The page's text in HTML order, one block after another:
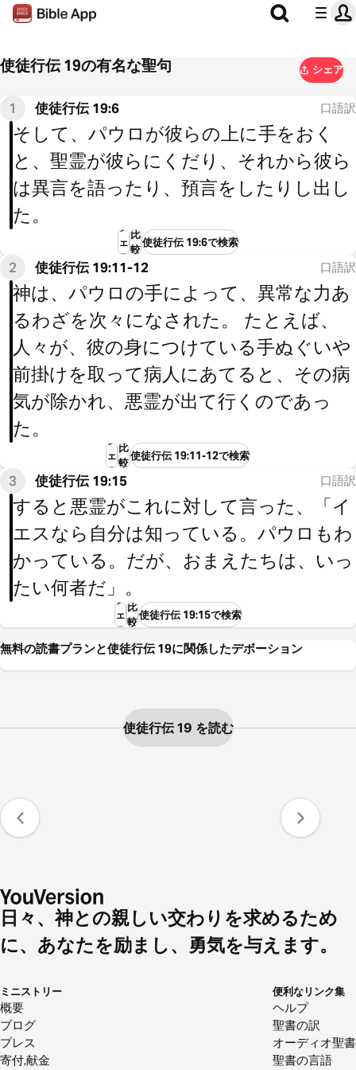
使徒行伝 19の有名な聖句 シェア
1 使徒行伝 19:6 口語訳
そして、パウロが彼らの上に手をおく
と、聖霊が彼らにくだり、それから彼ら
は異言を語ったり、預言をしたりし出し
た。
シ
ェ
ア
比
較
使徒行伝 19:6で検索
2 使徒行伝 19:11-12 口語訳
神は、パウロの手によって、異常な力あ
るわざを次々になされた。 たとえば、
人々が、彼の身につけている手ぬぐいや
前掛けを取って病人にあてると、その病
気が除かれ、悪霊が出て行くのであっ
た。
シ
ェ
ア
比
較
使徒行伝 19:11-12で検索
3 使徒行伝 19:15 口語訳
すると悪霊がこれに対して言った、「イ
エスなら自分は知っている。パウロもわ
かっている。だが、おまえたちは、いっ
たい何者だ」。
シ
ェ
ア
比
較
使徒行伝 19:15で検索
無料の読書プランと使徒行伝 19に関係したデボーション
使徒行伝 19 を読む
日々、神との親しい交わりを求めるため
に、あなたを励まし、勇気を与えます。
ミニストリー
概要
ブログ
プレス
寄付,献金
便利なリンク集
ヘルプ
聖書の訳
オーディオ聖書
聖書の言語